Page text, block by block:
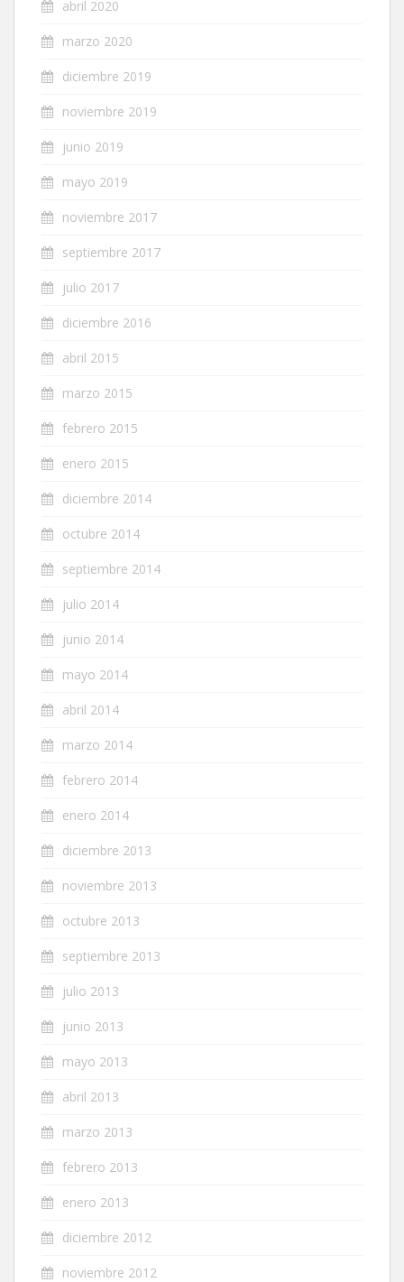
abril 2020
marzo 2020
diciembre 2019
noviembre 2019
junio 2019
mayo 2019
noviembre 2017
septiembre 2017
julio 2017
diciembre 2016
abril 2015
marzo 2015
febrero 2015
enero 2015
diciembre 2014
octubre 2014
septiembre 2014
julio 2014
junio 2014
mayo 2014
abril 2014
marzo 2014
febrero 2014
enero 2014
diciembre 2013
noviembre 2013
octubre 2013
septiembre 2013
julio 2013
junio 2013
mayo 2013
abril 2013
marzo 2013
febrero 2013
enero 2013
diciembre 2012
noviembre 2012